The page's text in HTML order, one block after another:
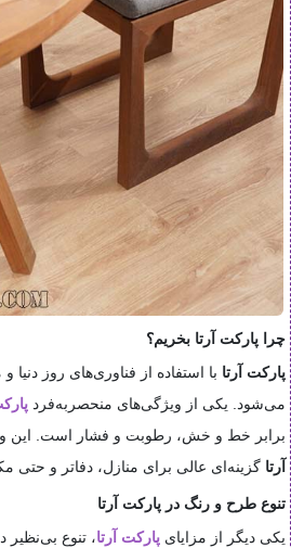
چرا پارکت آرتا بخریم؟
پارکت آرتا با استفاده از فناوری‌های روز دنیا و
می‌شود. یکی از ویژگی‌های منحصربه‌فرد
برابر خط و خش، رطوبت و فشار است. این
آرتا گزینه‌ای عالی برای منازل، دفاتر و حتی
تنوع طرح و رنگ در پارکت آرتا
یکی دیگر از مزایای پارکت آرتا، تنوع